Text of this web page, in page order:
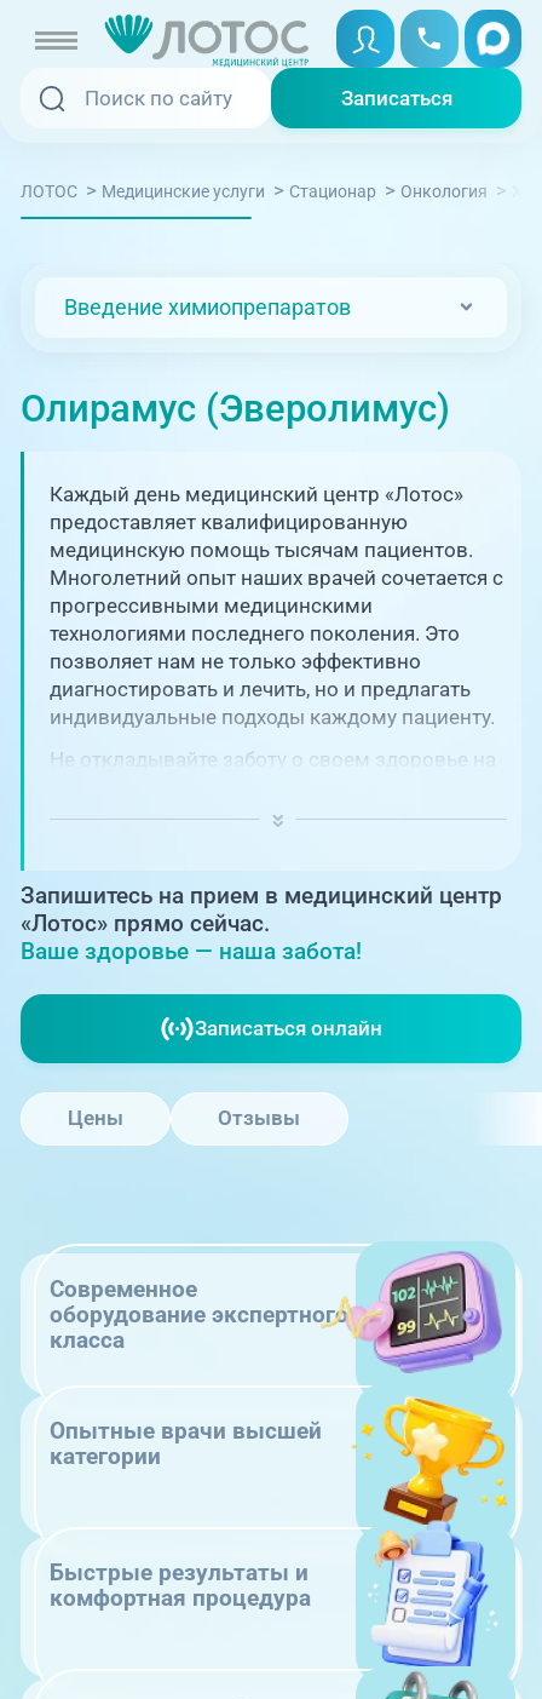
Записаться
Записаться
Услуги и цены
Отзывы
Адреса клиник
О клинике
Блог врачей
Новости
+7 (351) 220-00-03
Записаться онлайн
Вызвать скорую
Медицина на дому
Телемедицина
+7 (351) 220-00-03
Единая справочная служба,
запись на прием
+7 (351) 220-03-03
Центр амбулаторной
онкологической помощи
+7 (7142) 927-003
ЛОТОС > Медицинские услуги > Стационар > Онкология >
Введение химиопрепаратов
Олирамус (Эверолимус)
Каждый день медицинский центр «Лотос»
предоставляет квалифицированную
медицинскую помощь тысячам пациентов.
Многолетний опыт наших врачей сочетается с
прогрессивными медицинскими
технологиями последнего поколения. Это
позволяет нам не только эффективно
диагностировать и лечить, но и предлагать
индивидуальные подходы каждому пациенту.
Не откладывайте заботу о своем здоровье на
ключевую роль в поддержании вашего
Запишитесь на прием в медицинский центр
«Лотос» прямо сейчас.
Ваше здоровье — наша забота!
Записаться онлайн
Цены Отзывы
Современное
оборудование экспертного
класса
Опытные врачи высшей
категории
Быстрые результаты и
комфортная процедура